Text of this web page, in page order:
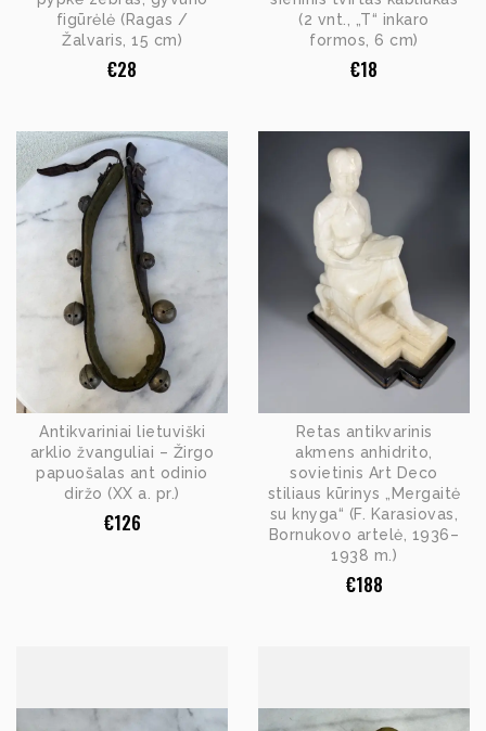
figūrėlė (Ragas /
Žalvaris, 15 cm)
€28
(2 vnt., „T“ inkaro
formos, 6 cm)
€18
Antikvariniai lietuviški
arklio žvanguliai – Žirgo
papuošalas ant odinio
diržo (XX a. pr.)
€126
Retas antikvarinis
akmens anhidrito,
sovietinis Art Deco
stiliaus kūrinys „Mergaitė
su knyga“ (F. Karasiovas,
Bornukovo artelė, 1936–
1938 m.)
€188